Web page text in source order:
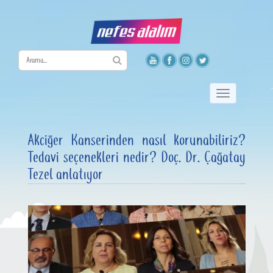
Toggle
Akciğer Kanserinden nasıl korunabiliriz?
Tedavi seçenekleri nedir? Doç. Dr. Çağatay
Tezel anlatıyor